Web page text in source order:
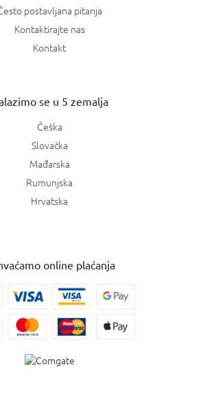
postavljana pitanja
Kontaktirajte nas
Kontakt
se u 5 zemalja
Češka
Slovačka
Mađarska
Rumunjska
Hrvatska
online plaćanja